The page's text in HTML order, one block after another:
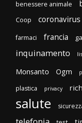
benessere animale
Coop coronavirus
farmaci francia
inquinamento
Monsanto Ogm
plastica privacy
salute